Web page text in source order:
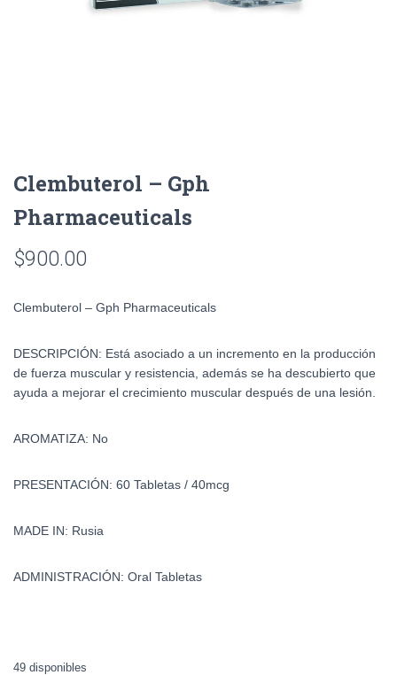
Clembuterol – Gph
Pharmaceuticals
$900.00
Clembuterol – Gph Pharmaceuticals
DESCRIPCIÓN: Está asociado a un incremento en la producción
de fuerza muscular y resistencia, además se ha descubierto que
ayuda a mejorar el crecimiento muscular después de una lesión.
AROMATIZA: No
PRESENTACIÓN: 60 Tabletas / 40mcg
MADE IN: Rusia
ADMINISTRACIÓN: Oral Tabletas
49 disponibles